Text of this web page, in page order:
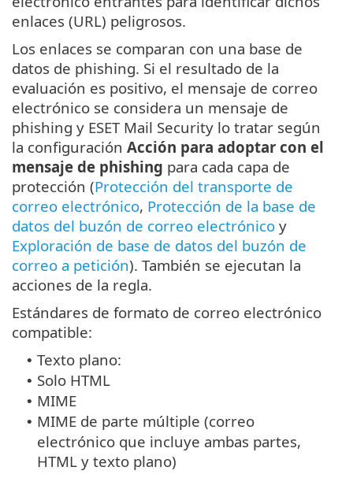
enlaces (URL) peligrosos.
Los enlaces se comparan con una base de
datos de phishing. Si el resultado de la
evaluación es positivo, el mensaje de correo
electrónico se considera un mensaje de
phishing y ESET Mail Security lo tratar según
la configuración Acción para adoptar con el
mensaje de phishing para cada capa de
protección (Protección del transporte de
correo electrónico, Protección de la base de
datos del buzón de correo electrónico y
Exploración de base de datos del buzón de
correo a petición). También se ejecutan la
acciones de la regla.
Estándares de formato de correo electrónico
compatible:
• Texto plano:
• Solo HTML
• MIME
• MIME de parte múltiple (correo
electrónico que incluye ambas partes,
HTML y texto plano)